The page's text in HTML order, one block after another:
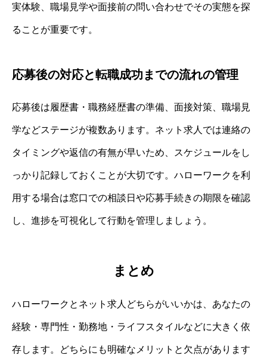
実体験、職場見学や面接前の問い合わせでその実態を探
ることが重要です。
応募後の対応と転職成功までの流れの管理
応募後は履歴書・職務経歴書の準備、面接対策、職場見
学などステージが複数あります。ネット求人では連絡の
タイミングや返信の有無が早いため、スケジュールをし
っかり記録しておくことが大切です。ハローワークを利
用する場合は窓口での相談日や応募手続きの期限を確認
し、進捗を可視化して行動を管理しましょう。
まとめ
ハローワークとネット求人どちらがいいかは、あなたの
経験・専門性・勤務地・ライフスタイルなどに大きく依
存します。どちらにも明確なメリットと欠点があります